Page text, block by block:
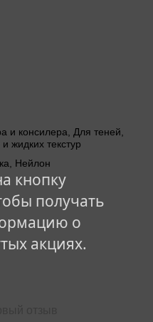
кнопку
получать
о
акциях.
и консилера, Для теней,
жидких текстур
Нейлон